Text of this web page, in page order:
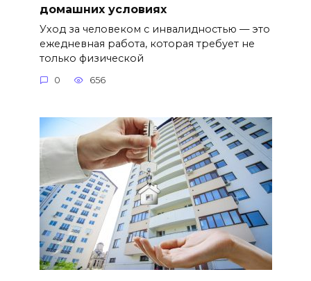
домашних условиях
Уход за человеком с инвалидностью — это
ежедневная работа, которая требует не
только физической
0 656